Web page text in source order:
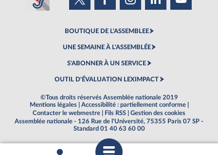
BOUTIQUE DE L'ASSEMBLEE
UNE SEMAINE À L'ASSEMBLÉE
S'ABONNER À UN SERVICE
OUTIL D'ÉVALUATION LEXIMPACT
©Tous droits réservés Assemblée nationale 2019
Mentions légales
Accessibilité : partiellement conforme
Contacter le webmestre
Fils RSS
Gestion des cookies
Assemblée nationale - 126 Rue de l'Université, 75355 Paris 07 SP -
Standard 01 40 63 60 00